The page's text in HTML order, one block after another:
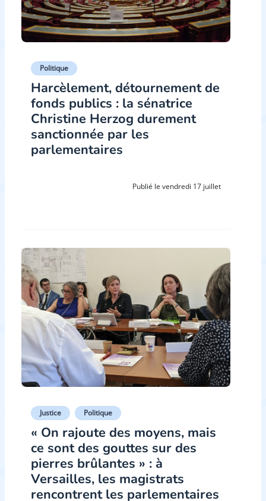
Politique
Harcèlement, détournement de
fonds publics : la sénatrice
Christine Herzog durement
sanctionnée par les
parlementaires
Publié le vendredi 17 juillet
Justice Politique
« On rajoute des moyens, mais
ce sont des gouttes sur des
pierres brûlantes » : à
Versailles, les magistrats
rencontrent les parlementaires